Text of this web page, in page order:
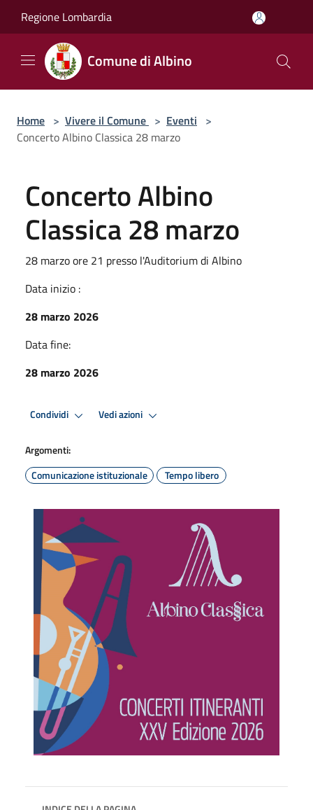
Regione Lombardia
Comune di Albino
Home > Vivere il Comune > Eventi >
Concerto Albino Classica 28 marzo
Concerto Albino
Classica 28 marzo
28 marzo ore 21 presso l'Auditorium di Albino
Data inizio :
28 marzo 2026
Data fine:
28 marzo 2026
Condividi Vedi azioni
Argomenti:
Comunicazione istituzionale
Tempo libero